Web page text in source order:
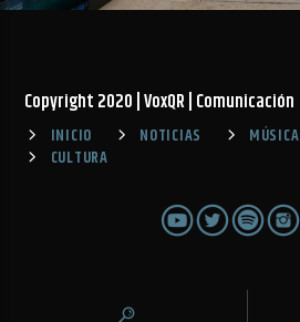
Copyright 2020 | VoxQR | Comunicación
INICIO NOTICIAS MÚSICA
CULTURA